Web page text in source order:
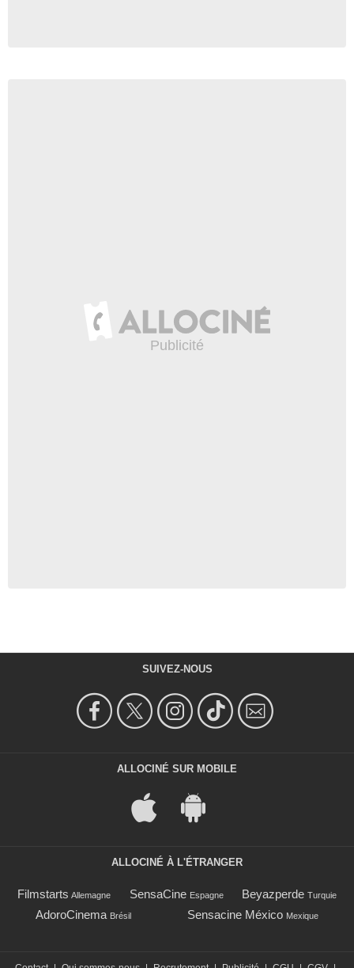
SUIVEZ-NOUS
ALLOCINÉ SUR MOBILE
ALLOCINÉ À L'ÉTRANGER
Filmstarts Allemagne SensaCine Espagne Beyazperde Turquie
AdoroCinema Brésil Sensacine México Mexique